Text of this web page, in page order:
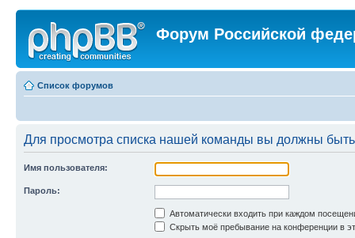
Форум Российской
Список форумов
Для просмотра списка нашей команды вы должны
Имя пользователя:
Пароль:
Автоматически входить при каждом
Скрыть моё пребывание на конференции в